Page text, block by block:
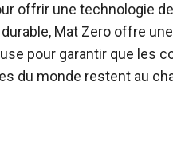
offrir une technologie
Mat Zero offre
pour garantir que les
du monde restent au